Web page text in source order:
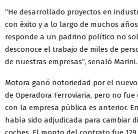
“He desarrollado proyectos en
con éxito y a lo largo de muchos
responde a un padrino político no
desconoce el trabajo de miles de
de nuestras empresas”, señaló Marini.
Motora ganó notoriedad por el
de Operadora Ferroviaria, pero no
con la empresa pública es anterior.
había sido adjudicada para cambiar